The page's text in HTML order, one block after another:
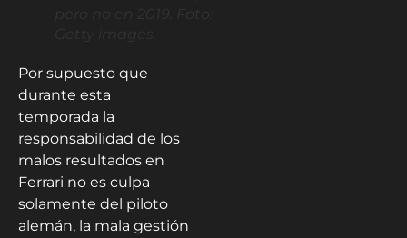
Por supuesto que
durante esta
temporada la
responsabilidad de los
malos resultados en
Ferrari no es culpa
solamente del piloto
alemán, la mala gestión